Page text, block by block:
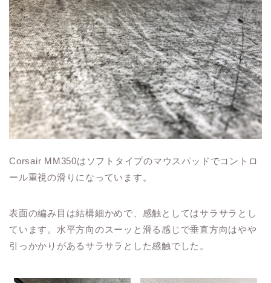
Corsair MM350はソフトタイプのマウスパッドでコントロ
ール重視の滑りになっています。
表面の編み目は結構細かめで、感触としてはサラサラとし
ています。水平方向のスーッと滑る感じで垂直方向はやや
引っかかりがあるサラサラとした感触でした。